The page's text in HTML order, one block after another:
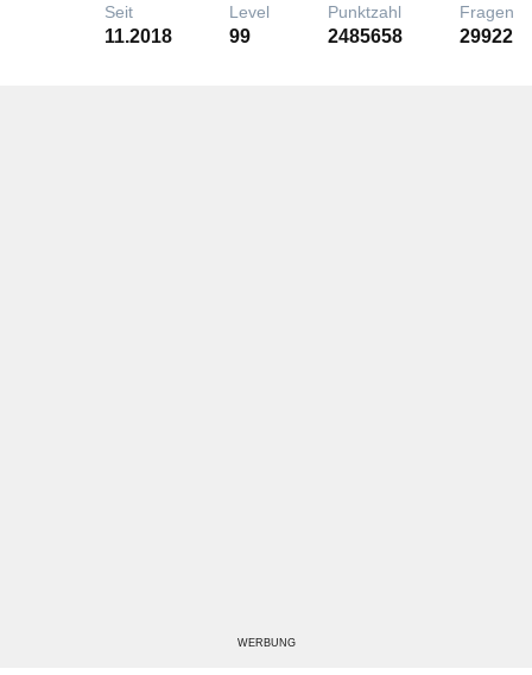
Seit
11.2018
Level
99
Punktzahl
2485658
Fragen
29922
WERBUNG